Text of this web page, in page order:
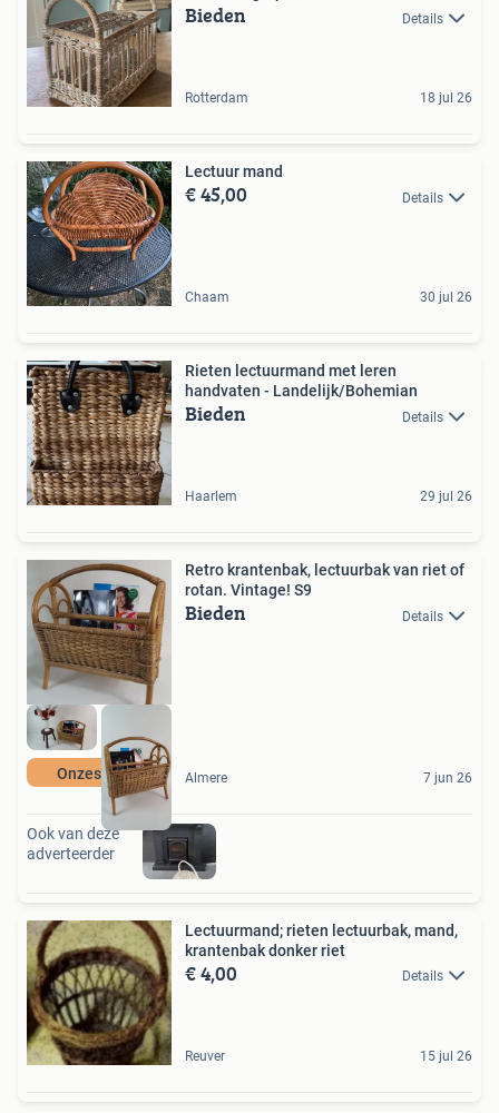
Bieden Details
Rotterdam 18 jul 26
Lectuur mand
€ 45,00 Details
Chaam 30 jul 26
Rieten lectuurmand met leren
handvaten - Landelijk/Bohemian
Bieden Details
Haarlem 29 jul 26
Onzeschuur
Retro krantenbak, lectuurbak van riet of
rotan. Vintage! S9
Bieden Details
Almere 7 jun 26
Ook van deze
adverteerder
Lectuurmand; rieten lectuurbak, mand,
krantenbak donker riet
€ 4,00 Details
Reuver 15 jul 26